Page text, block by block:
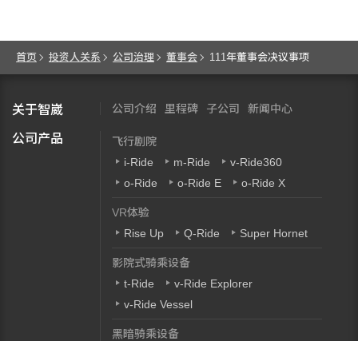
首页 投资人关系 公司治理 董事会 111年董事会决议事项
关于智崴 公司介绍 里程碑 子公司 新闻中心
公司产品
飞行剧院
i-Ride
m-Ride
v-Ride360
o-Ride
o-Ride E o-Ride X
VR体验
Rise Up
Q-Ride Super Hornet
影院式骑乘设备
t-Ride
v-Ride Explorer
v-Ride Vessel
黑暗骑乘设备